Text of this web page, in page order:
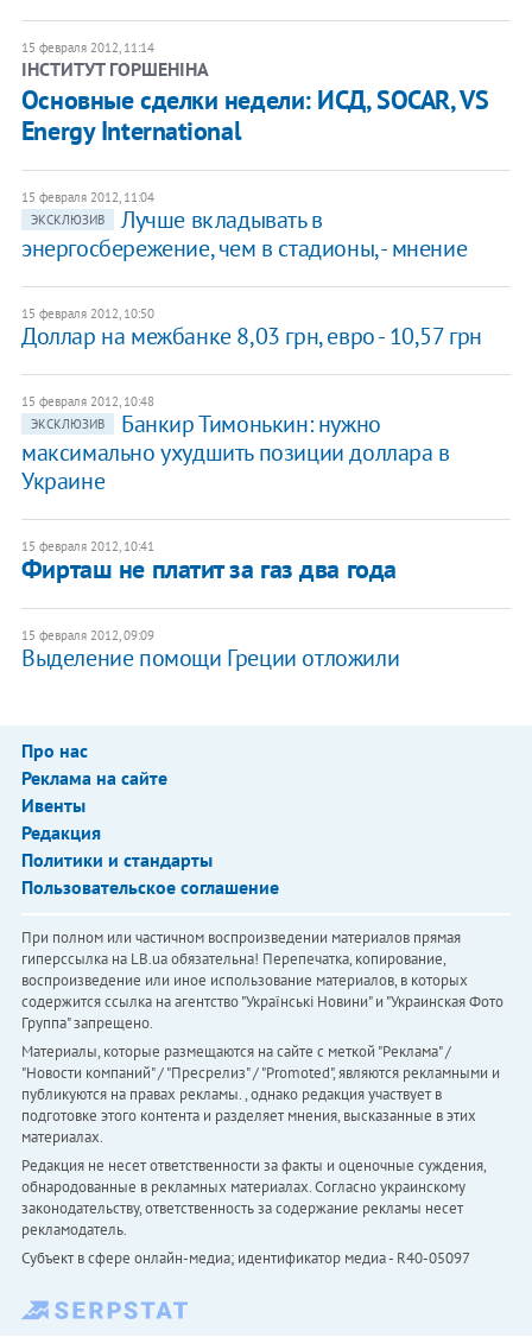
15 февраля 2012, 11:14
ІНСТИТУТ ГОРШЕНІНА
Основные сделки недели: ИСД, SOCAR, VS
Energy International
15 февраля 2012, 11:04
ЭКСКЛЮЗИВ
Лучше вкладывать в
энергосбережение, чем в стадионы, - мнение
15 февраля 2012, 10:50
Доллар на межбанке 8,03 грн, евро - 10,57 грн
15 февраля 2012, 10:48
ЭКСКЛЮЗИВ
Банкир Тимонькин: нужно
максимально ухудшить позиции доллара в
Украине
15 февраля 2012, 10:41
Фирташ не платит за газ два года
15 февраля 2012, 09:09
Выделение помощи Греции отложили
Про нас
Реклама на сайте
Ивенты
Редакция
Политики и стандарты
Пользовательское соглашение
При полном или частичном воспроизведении материалов прямая
гиперссылка на LB.ua обязательна! Перепечатка, копирование,
воспроизведение или иное использование материалов, в которых
содержится ссылка на агентство "Українськi Новини" и "Украинская Фото
Группа" запрещено.
Материалы, которые размещаются на сайте с меткой "Реклама" /
"Новости компаний" / "Пресрелиз" / "Promoted", являются рекламными и
публикуются на правах рекламы. , однако редакция участвует в
подготовке этого контента и разделяет мнения, высказанные в этих
материалах.
Редакция не несет ответственности за факты и оценочные суждения,
обнародованные в рекламных материалах. Согласно украинскому
законодательству, ответственность за содержание рекламы несет
рекламодатель.
Субъект в сфере онлайн-медиа; идентификатор медиа - R40-05097